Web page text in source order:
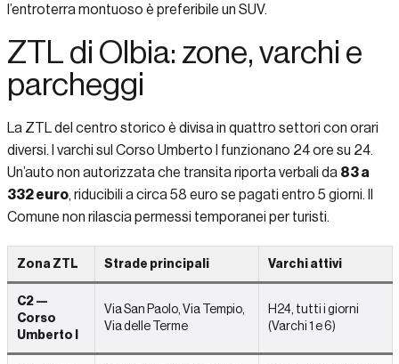
l’entroterra montuoso è preferibile un SUV.
ZTL di Olbia: zone, varchi e
parcheggi
La ZTL del centro storico è divisa in quattro settori con orari
diversi. I varchi sul Corso Umberto I funzionano 24 ore su 24.
Un’auto non autorizzata che transita riporta verbali da 83 a
332 euro, riducibili a circa 58 euro se pagati entro 5 giorni. Il
Comune non rilascia permessi temporanei per turisti.
Zona ZTL Strade principali Varchi attivi
C2 —
Corso
Umberto I
Via San Paolo, Via Tempio,
Via delle Terme
H24, tutti i giorni
(Varchi 1 e 6)